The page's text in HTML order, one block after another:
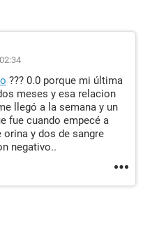
??? 0.0 porque mi última
meses y esa relacion
llegó a la semana y un
fue cuando empecé a
y dos de sangre
negativo..